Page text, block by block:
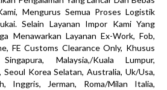
Mengurus Semua Proses Logistik
Selain Layanan Impor Kami Yang
Menawarkan Layanan Ex-Work, Fob,
FE Customs Clearance Only, Khusus
Malaysia,/Kuala Lumpur,
Korea Selatan, Australia, Uk/Usa,
Inggris, Jerman, Roma/Milan Italia,